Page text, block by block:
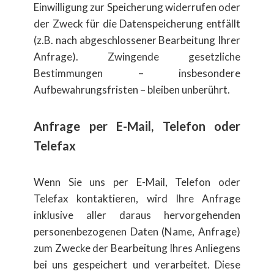
Einwilligung zur Speicherung widerrufen oder
der Zweck für die Datenspeicherung entfällt
(z.B. nach abgeschlossener Bearbeitung Ihrer
Anfrage). Zwingende gesetzliche
Bestimmungen – insbesondere
Aufbewahrungsfristen – bleiben unberührt.
Anfrage per E-Mail, Telefon oder
Telefax
Wenn Sie uns per E-Mail, Telefon oder
Telefax kontaktieren, wird Ihre Anfrage
inklusive aller daraus hervorgehenden
personenbezogenen Daten (Name, Anfrage)
zum Zwecke der Bearbeitung Ihres Anliegens
bei uns gespeichert und verarbeitet. Diese